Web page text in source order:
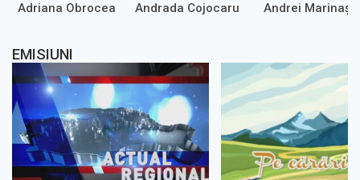
Adriana Obrocea Andrada Cojocaru Andrei Marinaș
EMISIUNI